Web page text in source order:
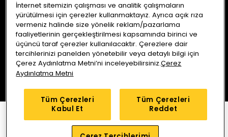
Auto King EkspertizAnlaşmalı Sigorta Şirketleri
Araç SorguServis MerkezleriKampanyalar Blog
Bizi Arayın Yol Tarifi Alın
İnternet sitemizin çalışması ve analitik çalışmaların
yürütülmesi için çerezler kullanmaktayız. Ayrıca açık rıza
vermeniz halinde size yönelik reklam/pazarlama
faaliyetlerinin gerçekleştirilmesi kapsamında birinci ve
üçüncü taraf çerezler kullanılacaktır. Çerezlere dair
tercihlerinizi panelden yönetebilir veya detaylı bilgi için
Çerez Aydınlatma Metni’ni inceleyebilirsiniz.Çerez
Aydınlatma Metni
Tüm Çerezleri
Kabul Et
Tüm Çerezleri
Reddet